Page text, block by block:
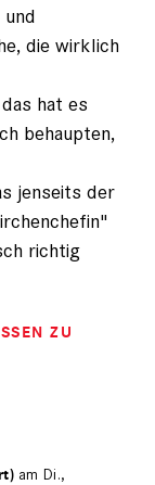
die wirklich
hat es
behaupten,
jenseits der
richtig
ZU
am Di.,